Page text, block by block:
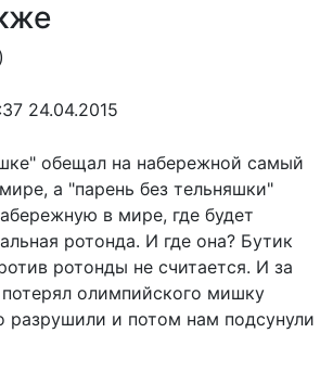
)
24.04.2015
обещал на набережной самый
а "парень без тельняшки"
в мире, где будет
ротонда. И где она? Бутик
ротонды не считается. И за
потерял олимпийского мишку
разрушили и потом нам подсунули